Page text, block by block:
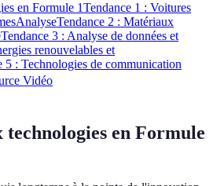
en Formule 1Tendance 1 : Voitures
AnalyseTendance 2 : Matériaux
Tendance 3 : Analyse de données et
renouvelables et
5 : Technologies de communication
Vidéo
en Formule